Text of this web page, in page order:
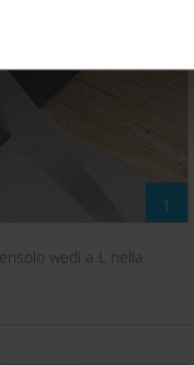
1
wedi a L nella